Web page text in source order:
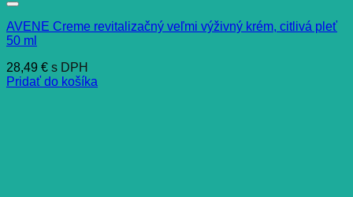
AVENE Creme revitalizačný veľmi výživný krém, citlivá pleť
50 ml
28,49 € s DPH
Pridať do košíka